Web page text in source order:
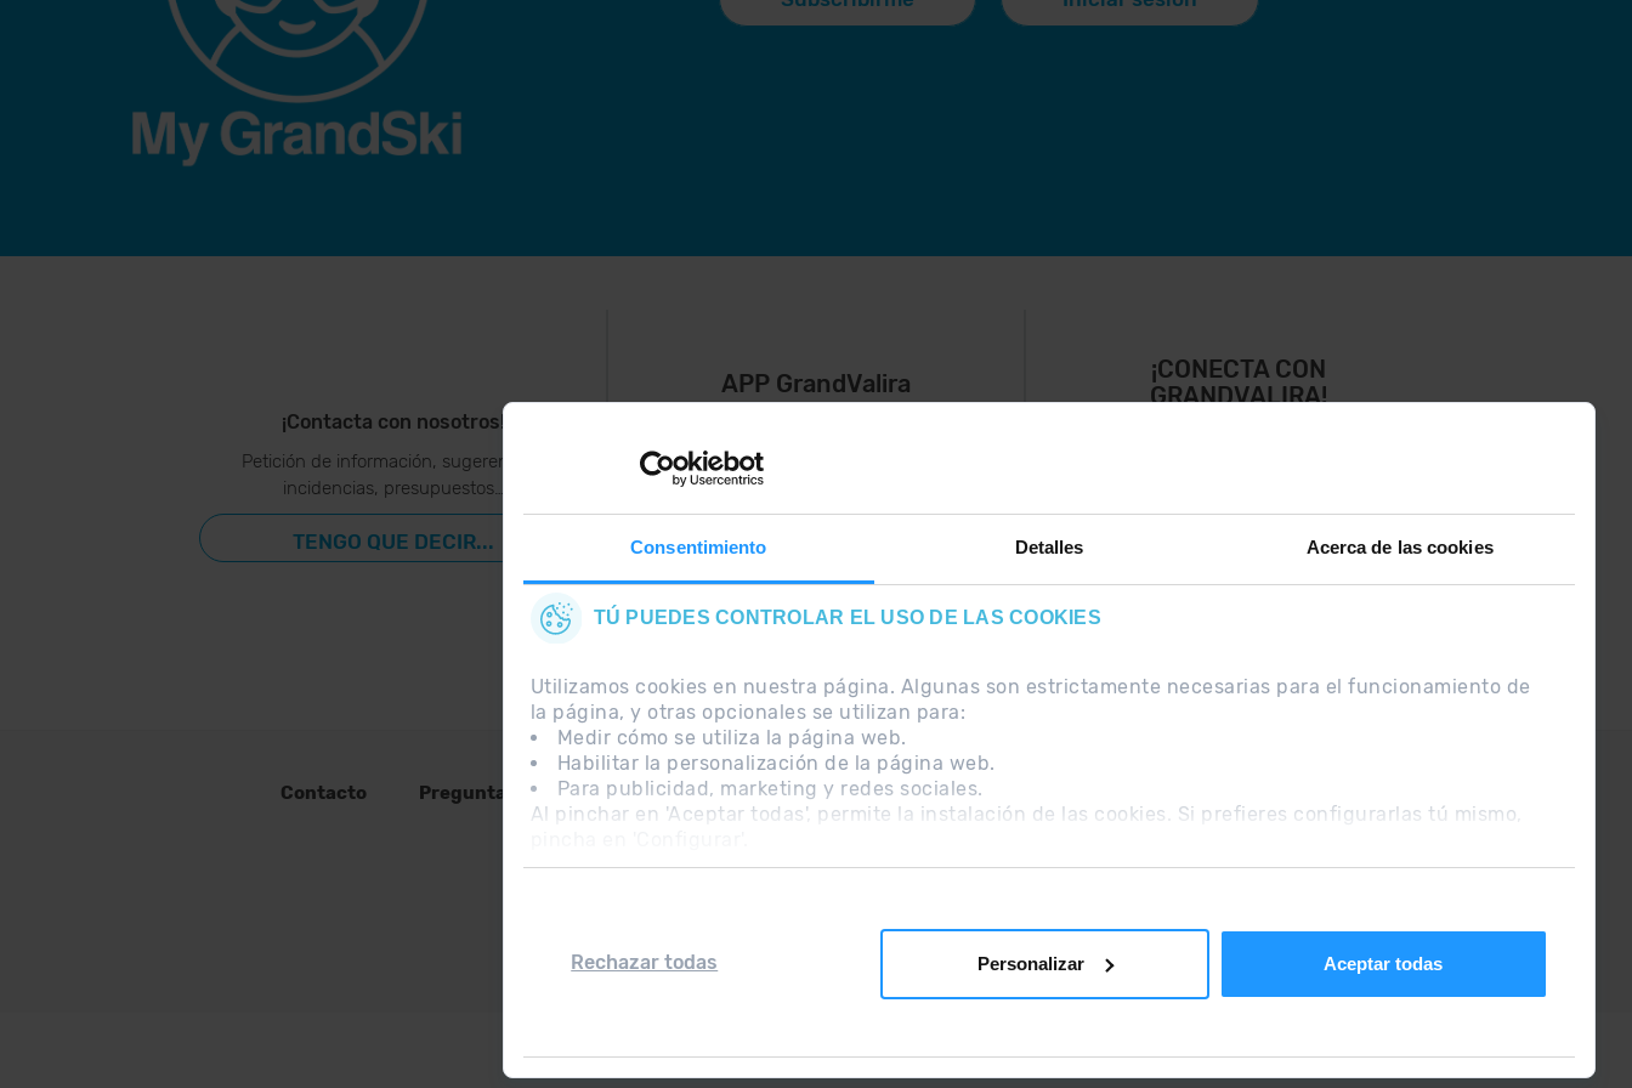
Consentimiento Detalles Acerca de las cookies
TÚ PUEDES CONTROLAR EL USO DE LAS COOKIES
Utilizamos cookies en nuestra página. Algunas son estrictamente necesarias para el funcionamiento de
la página, y otras opcionales se utilizan para:
Medir cómo se utiliza la página web.
Habilitar la personalización de la página web.
Para publicidad, marketing y redes sociales.
Al pinchar en 'Aceptar todas', permite la instalación de las cookies. Si prefieres configurarlas tú mismo,
Rechazar todas Personalizar Aceptar todas
¡Contacta con nosotros!
Petición de información, sugerencias,
incidencias, presupuestos…
TENGO QUE DECIR...
APP GrandValira
importante en
¡CONECTA CON
GRANDVALIRA!
Contacto Preguntas frecuentes Nota Legal Información adicional RGPDUE